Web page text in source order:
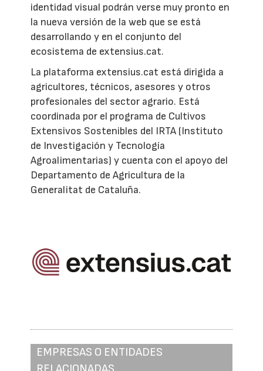
identidad visual podrán verse muy pronto en
la nueva versión de la web que se está
desarrollando y en el conjunto del
ecosistema de extensius.cat.
La plataforma extensius.cat está dirigida a
agricultores, técnicos, asesores y otros
profesionales del sector agrario. Está
coordinada por el programa de Cultivos
Extensivos Sostenibles del IRTA (Instituto
de Investigación y Tecnología
Agroalimentarias) y cuenta con el apoyo del
Departamento de Agricultura de la
Generalitat de Cataluña.
EMPRESAS O ENTIDADES